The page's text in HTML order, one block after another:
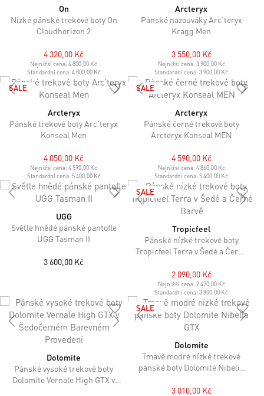
On
Nízké pánské trekové boty On
Cloudhorizon 2
4 320,00 Kč
Nejnižší cena:4 800,00 Kč
Standardní cena: 4 800,00 Kč
Arcteryx
Pánské nazouváky Arc’teryx
Kragg Men
3 550,00 Kč
Nejnižší cena: 3 900,00 Kč
Standardní cena:3 900,00 Kč
SALE
Arcteryx
Pánské trekové boty Arc’teryx
Konseal Men
4 050,00 Kč
Nejnižší cena:4 590,00 Kč
Standardní cena: 5 400,00 Kč
SALE
Arcteryx
Pánské černé trekové boty
Arcteryx Konseal MEN
4 590,00 Kč
Nejnižší cena: 4 860,00 Kč
Standardní cena: 5 400,00 Kč
UGG
Světle hnědé pánské pantofle
UGG Tasman II
3 600,00 Kč
SALE
Tropicfeel
Pánské nízké trekové boty
Tropicfeel Terra v Šedé a Černé
2 090,00 Kč
Nejnižší cena: 2 470,00 Kč
Standardní cena:3 800,00 Kč
Dolomite
Pánské vysoké trekové boty
Dolomite Vernale High GTX v
SALE
Dolomite
Tmavě modré nízké trekové
pánské boty Dolomite Nibelia
3 010,00 Kč